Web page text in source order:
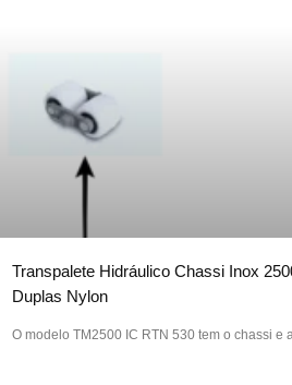
Transpalete Hidráulico Chassi Inox
Duplas Nylon
O modelo TM2500 IC RTN 530 tem o chassi e